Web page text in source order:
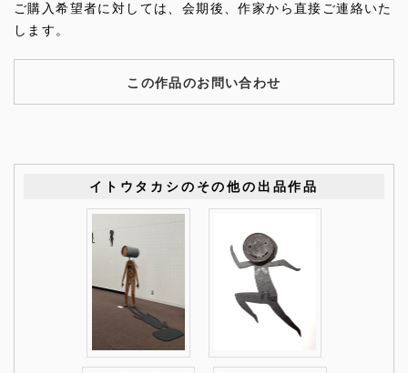
ご購入希望者に対しては、会期後、作家から直接ご連絡いた
します。
この作品のお問い合わせ
イトウタカシのその他の出品作品